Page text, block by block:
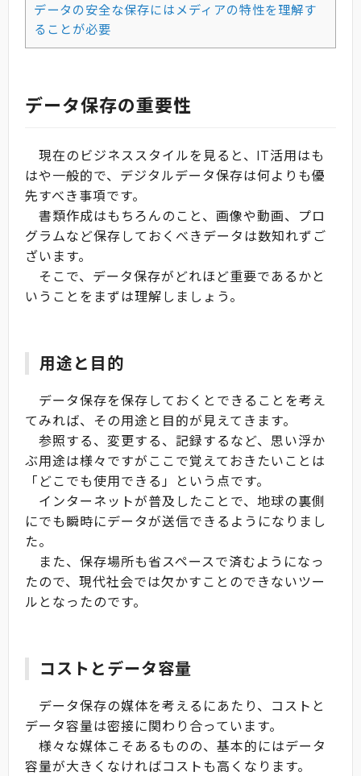
データの安全な保存にはメディアの特性を理解す
ることが必要
データ保存の重要性
現在のビジネススタイルを見ると、IT活用はも
はや一般的で、デジタルデータ保存は何よりも優
先すべき事項です。
書類作成はもちろんのこと、画像や動画、プロ
グラムなど保存しておくべきデータは数知れずご
ざいます。
そこで、データ保存がどれほど重要であるかと
いうことをまずは理解しましょう。
用途と目的
データ保存を保存しておくとできることを考え
てみれば、その用途と目的が見えてきます。
参照する、変更する、記録するなど、思い浮か
ぶ用途は様々ですがここで覚えておきたいことは
「どこでも使用できる」という点です。
インターネットが普及したことで、地球の裏側
にでも瞬時にデータが送信できるようになりまし
た。
また、保存場所も省スペースで済むようになっ
たので、現代社会では欠かすことのできないツー
ルとなったのです。
コストとデータ容量
データ保存の媒体を考えるにあたり、コストと
データ容量は密接に関わり合っています。
様々な媒体こそあるものの、基本的にはデータ
容量が大きくなければコストも高くなります。